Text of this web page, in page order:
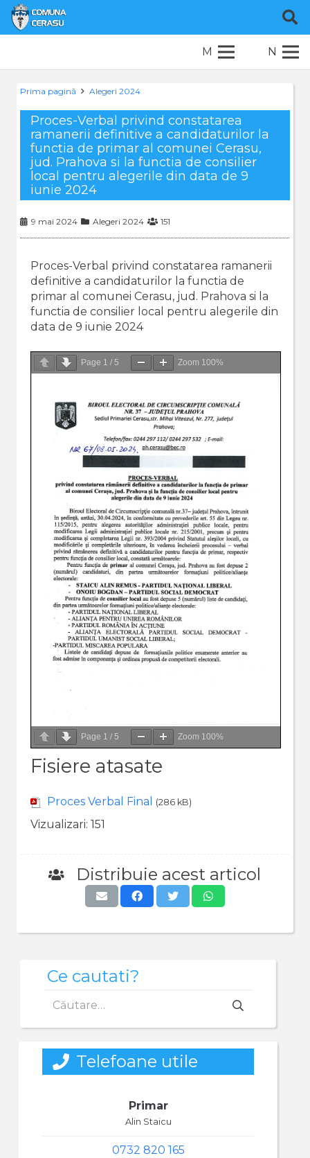
M N
Prima pagină Alegeri 2024
Proces-Verbal privind constatarea
ramanerii definitive a candidaturilor la
functia de primar al comunei Cerasu,
jud. Prahova si la functia de consilier
local pentru alegerile din data de 9
iunie 2024
9 mai 2024 Alegeri 2024 151
Proces-Verbal privind constatarea ramanerii
definitive a candidaturilor la functia de
primar al comunei Cerasu, jud. Prahova si la
functia de consilier local pentru alegerile din
data de 9 iunie 2024
Page 1 / 5 Zoom 100%
Page 1 / 5 Zoom 100%
Fisiere atasate
Proces Verbal Final (286 kB)
Vizualizari: 151
Distribuie acest articol
Ce cautati?
după:
Telefoane utile
Primar
Alin Staicu
0732 820 165